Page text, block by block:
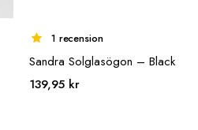
1 recension
Sandra Solglasögon – Black
139,95 kr